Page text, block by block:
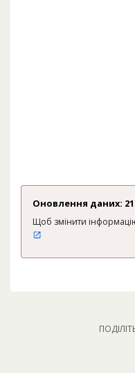
Оновлення даних:
Щоб змінити